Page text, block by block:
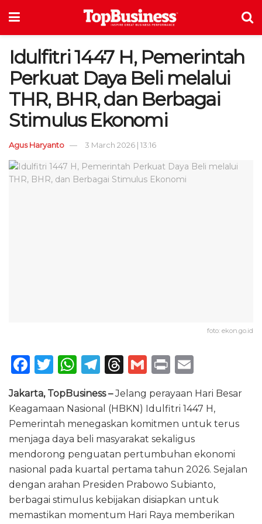
Idulfitri 1447 H, Pemerintah
Perkuat Daya Beli melalui
THR, BHR, dan Berbagai
Stimulus Ekonomi
Agus Haryanto 3 March 2026 | 13:16
foto: ekon.go.id
F
c
e
b
o
o
k
T
w
it
te
r
W
h
a
ts
A
p
p
T
e
g
ra
m
T
h
re
a
d
s
G
ai
l
P
n
t
m
ai
l
Jakarta, TopBusiness –Jelang perayaan Hari Besar
Keagamaan Nasional (HBKN) Idulfitri 1447 H,
Pemerintah menegaskan komitmen untuk terus
menjaga daya beli masyarakat sekaligus
mendorong penguatan pertumbuhan ekonomi
nasional pada kuartal pertama tahun 2026. Sejalan
dengan arahan Presiden Prabowo Subianto,
berbagai stimulus kebijakan disiapkan untuk
memastikan momentum Hari Raya memberikan